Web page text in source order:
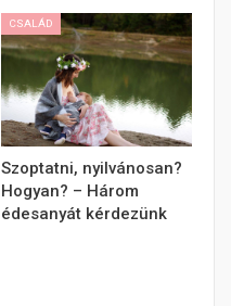
CSALÁD
Szoptatni, nyilvánosan?
Hogyan? – Három
édesanyát kérdezünk